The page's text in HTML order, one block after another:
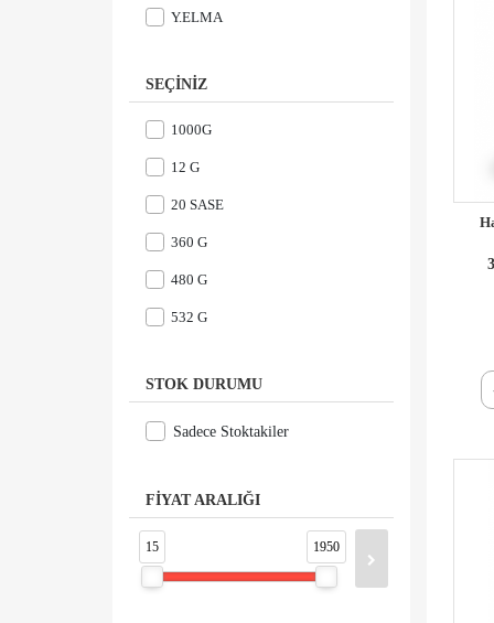
Y.ELMA
SEÇINIZ
1000G
12 G
20 SASE
360 G
480 G
532 G
STOK DURUMU
Sadece Stoktakiler
FİYAT ARALIĞI
15 1950